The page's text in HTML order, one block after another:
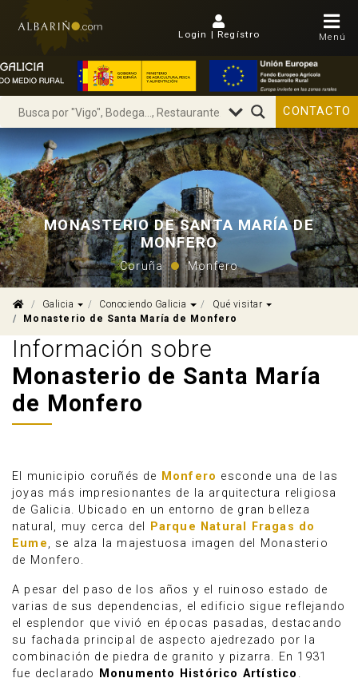
Login | Regístro Menú
Anúnciate
CONTACTO
MONASTERIO DE SANTA MARÍA DE
MONFERO
Coruña Monfero
Galicia Dropdown
Conociendo Galicia Dropdown
Qué visitar Dropdown
Monasterio de Santa María de Monfero
Información sobre
Monasterio de Santa María
de Monfero
El municipio coruñés de Monfero esconde una de las
joyas más impresionantes de la arquitectura religiosa
de Galicia. Ubicado en un entorno de gran belleza
natural, muy cerca del
Parque Natural Fragas do
Eume, se alza la majestuosa imagen del Monasterio
de Monfero.
A pesar del paso de los años y el ruinoso estado de
varias de sus dependencias, el edificio sigue reflejando
el esplendor que vivió en épocas pasadas, destacando
su fachada principal de aspecto ajedrezado por la
combinación de piedra de granito y pizarra. En 1931
fue declarado
Monumento Histórico Artístico .